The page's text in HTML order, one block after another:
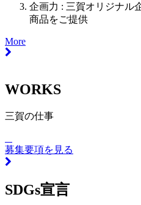
企画力 : 三賀オリジナル
商品をご提供
More
WORKS
三賀の仕事
募集要項を見る
SDGs宣言